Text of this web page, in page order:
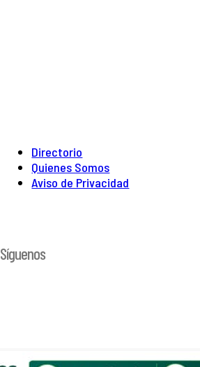
Directorio
Quienes Somos
Aviso de Privacidad
Síguenos